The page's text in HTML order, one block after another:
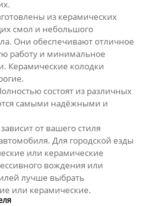
из керамических
смол и небольшого
Они обеспечивают отличное
работу и минимальное
Керамические колодки
состоят из различных
самыми надёжными и
от вашего стиля
Для городской езды
или керамические
вождения или
лучше выбрать
или керамические.